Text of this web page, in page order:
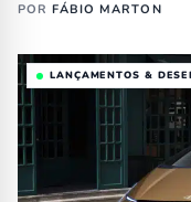
PORFÁBIO MARTON
LANÇAMENTOS &